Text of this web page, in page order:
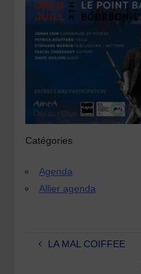
Catégories
Agenda
Allier agenda
LA MAL COIFFEE